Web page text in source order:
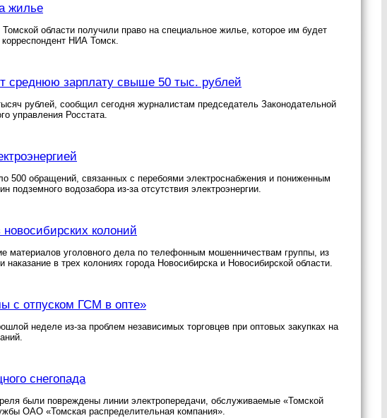
жилье
области получили право на специальное жилье, которое им будет
НИА Томск.
среднюю зарплату свыше 50 тыс. рублей
рублей, сообщил сегодня журналистам председатель Законодательной
управления Росстата.
500 обращений, связанных с перебоями электроснабжения и пониженным
водозабора из-за отсутствия электроэнергии.
колоний
материалов уголовного дела по телефонным мошенничествам группы, из
в трех колониях города Новосибирска и Новосибирской области.
с отпуском ГСМ в опте»
неделе из-за проблем независимых торговцев при оптовых закупках на
снегопада
были повреждены линии электропередачи, обслуживаемые «Томской
ОАО «Томская распределительная компания».